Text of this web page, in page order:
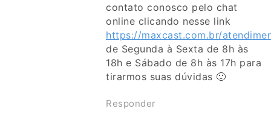
contato conosco pelo chat
online clicando nesse link
https://maxcast.com.br/
de Segunda à Sexta de 8h às
18h e Sábado de 8h às 17h para
tirarmos suas dúvidas 🙂
Responder